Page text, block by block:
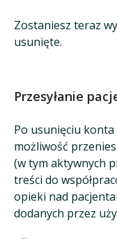
Zostaniesz teraz
usunięte.
Przesyłanie
Po usunięciu
możliwość
(w tym aktywnych
treści do
opieki nad
dodanych przez